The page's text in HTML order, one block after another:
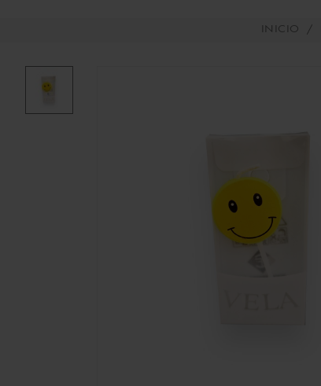
INICIO /